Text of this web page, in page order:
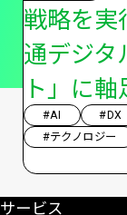
戦略を実
通デジタ
ト」に
#AI #DX
#テクノロジー
サービス